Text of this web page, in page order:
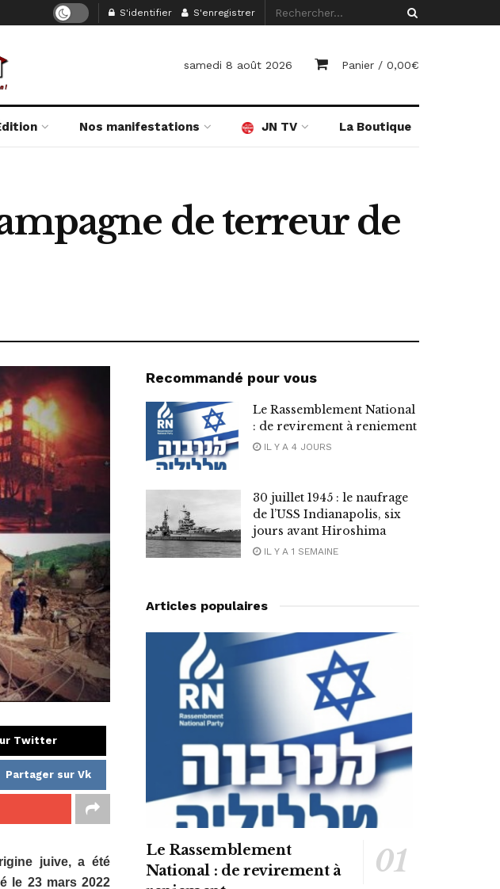
S'identifier S'enregistrer
samedi 8 août 2026 Panier / 0,00€
Nos manifestations JN TV La Boutique
de terreur de
Twitter
Partager sur Vk
juive, a été
le 23 mars 2022
Recommandé pour vous
Le Rassemblement National
: de revirement à reniement
IL Y A 4 JOURS
30 juillet 1945 : le naufrage
de l’USS Indianapolis, six
jours avant Hiroshima
IL Y A 1 SEMAINE
Articles populaires
Le Rassemblement
National : de revirement à